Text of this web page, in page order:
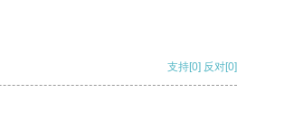
支持[0] 反对[0]